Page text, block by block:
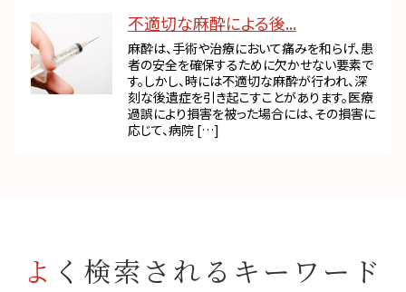
不適切な麻酔による後...
麻酔は、手術や治療において痛みを和らげ、患
者の安全を確保するために欠かせない要素で
す。しかし、時には不適切な麻酔が行われ、深
刻な後遺症を引き起こすことがあります。医療
過誤により損害を被った場合には、その損害に
応じて、病院 […]
よく検索されるキーワード